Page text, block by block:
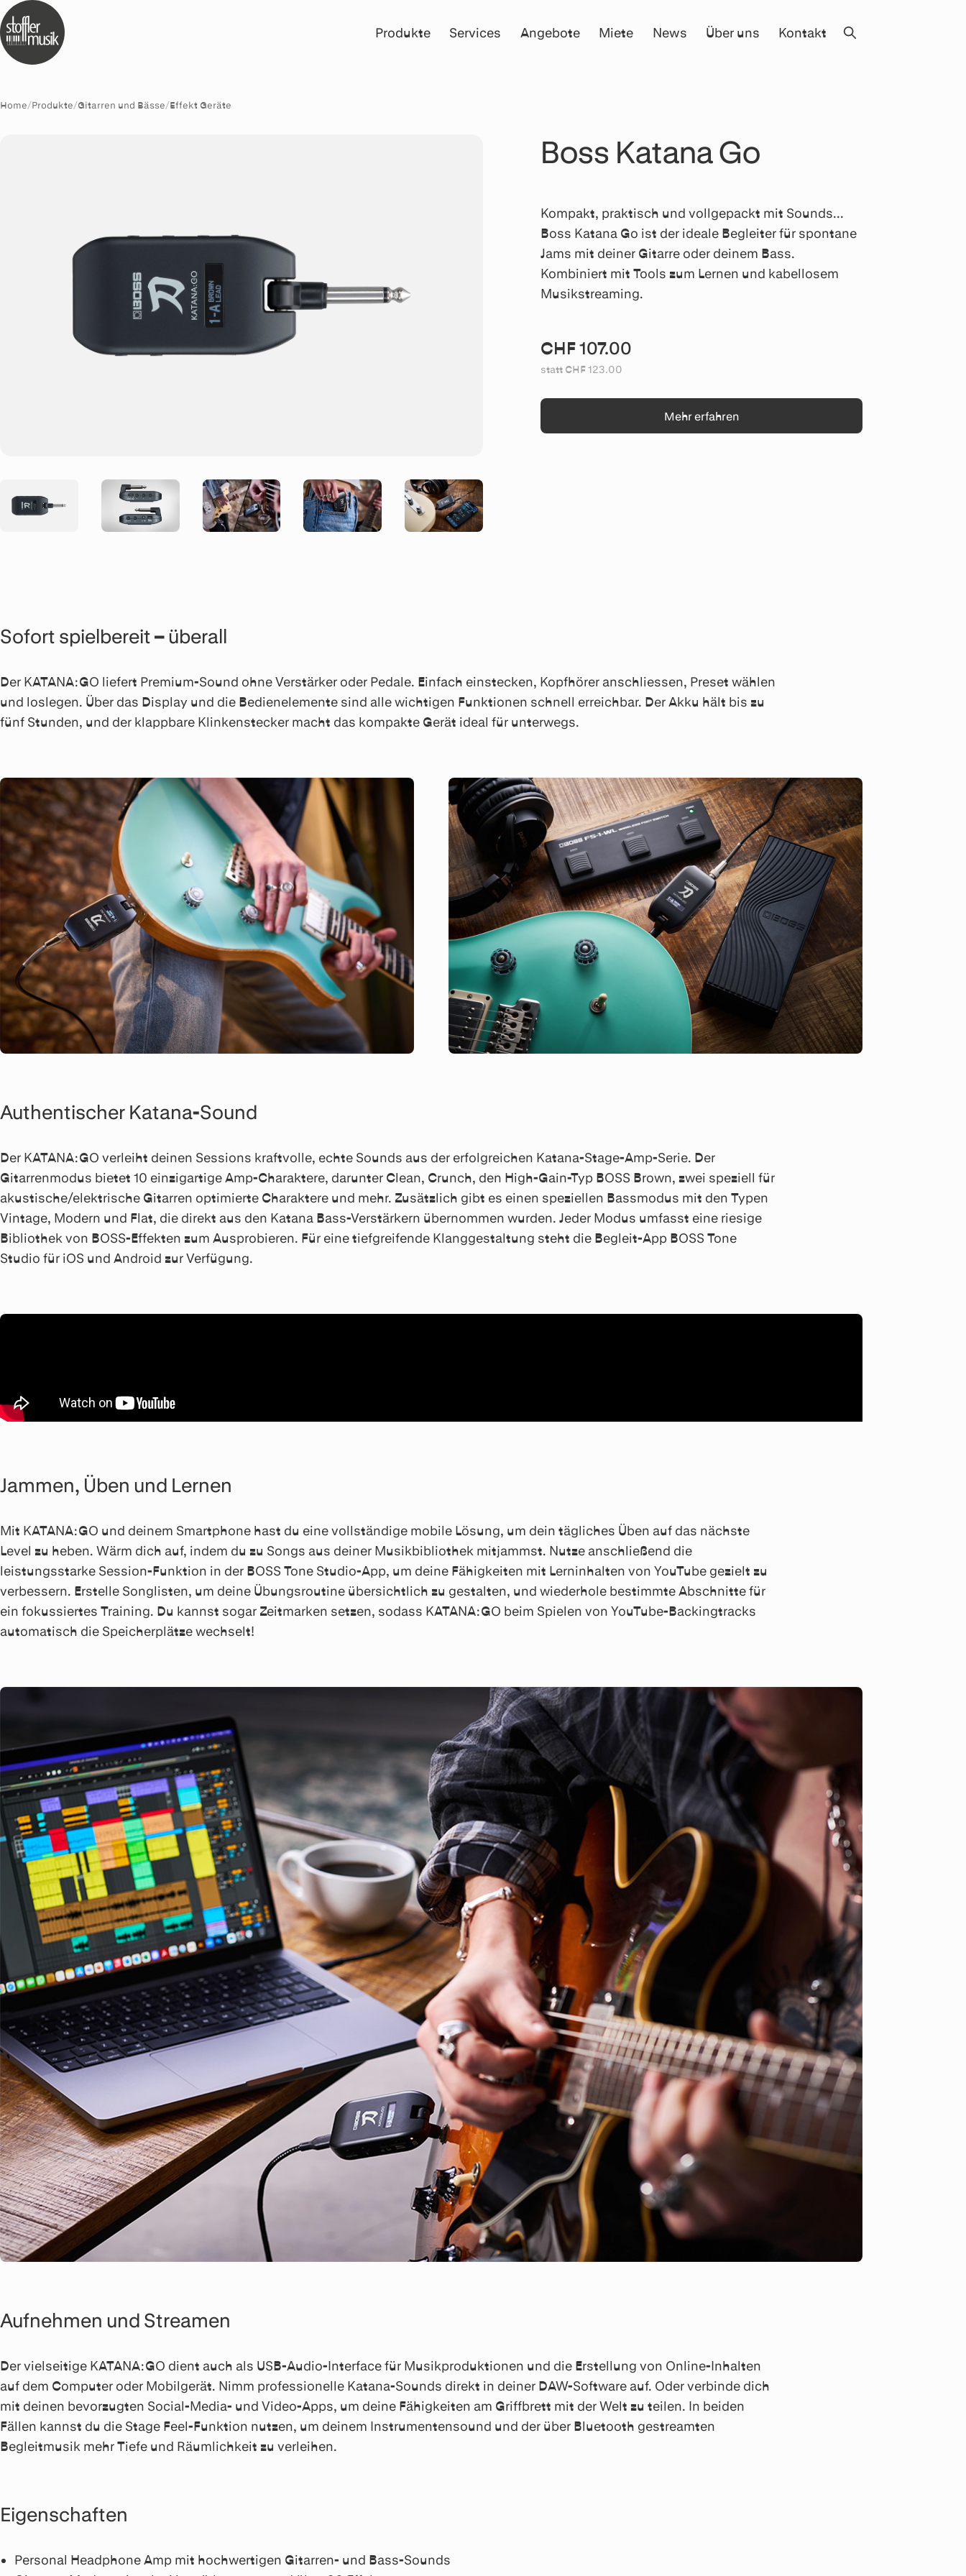
Produkte Services Angebote Miete News Über uns Kontakt
Home/Produkte/Gitarren und Bässe/Effekt Geräte
Boss Katana Go
Kompakt, praktisch und vollgepackt mit Sounds...
Boss Katana Go ist der ideale Begleiter für spontane
Jams mit deiner Gitarre oder deinem Bass.
Kombiniert mit Tools zum Lernen und kabellosem
Musikstreaming.
CHF 107.00
statt CHF 123.00
Mehr erfahren
Sofort spielbereit – überall
Der KATANA:GO liefert Premium-Sound ohne Verstärker oder Pedale. Einfach einstecken, Kopfhörer anschliessen, Preset wählen
und loslegen. Über das Display und die Bedienelemente sind alle wichtigen Funktionen schnell erreichbar. Der Akku hält bis zu
fünf Stunden, und der klappbare Klinkenstecker macht das kompakte Gerät ideal für unterwegs.
Authentischer Katana-Sound
Der KATANA:GO verleiht deinen Sessions kraftvolle, echte Sounds aus der erfolgreichen Katana-Stage-Amp-Serie. Der
Gitarrenmodus bietet 10 einzigartige Amp-Charaktere, darunter Clean, Crunch, den High-Gain-Typ BOSS Brown, zwei speziell für
akustische/elektrische Gitarren optimierte Charaktere und mehr. Zusätzlich gibt es einen speziellen Bassmodus mit den Typen
Vintage, Modern und Flat, die direkt aus den Katana Bass-Verstärkern übernommen wurden. Jeder Modus umfasst eine riesige
Bibliothek von BOSS-Effekten zum Ausprobieren. Für eine tiefgreifende Klanggestaltung steht die Begleit-App BOSS Tone
Studio für iOS und Android zur Verfügung.
Jammen, Üben und Lernen
Mit KATANA:GO und deinem Smartphone hast du eine vollständige mobile Lösung, um dein tägliches Üben auf das nächste
Level zu heben. Wärm dich auf, indem du zu Songs aus deiner Musikbibliothek mitjammst. Nutze anschließend die
leistungsstarke Session-Funktion in der BOSS Tone Studio-App, um deine Fähigkeiten mit Lerninhalten von YouTube gezielt zu
verbessern. Erstelle Songlisten, um deine Übungsroutine übersichtlich zu gestalten, und wiederhole bestimmte Abschnitte für
ein fokussiertes Training. Du kannst sogar Zeitmarken setzen, sodass KATANA:GO beim Spielen von YouTube-Backingtracks
automatisch die Speicherplätze wechselt!
Aufnehmen und Streamen
Der vielseitige KATANA:GO dient auch als USB-Audio-Interface für Musikproduktionen und die Erstellung von Online-Inhalten
auf dem Computer oder Mobilgerät. Nimm professionelle Katana-Sounds direkt in deiner DAW-Software auf. Oder verbinde dich
mit deinen bevorzugten Social-Media- und Video-Apps, um deine Fähigkeiten am Griffbrett mit der Welt zu teilen. In beiden
Fällen kannst du die Stage Feel-Funktion nutzen, um deinem Instrumentensound und der über Bluetooth gestreamten
Begleitmusik mehr Tiefe und Räumlichkeit zu verleihen.
Eigenschaften
Personal Headphone Amp mit hochwertigen Gitarren- und Bass-Sounds